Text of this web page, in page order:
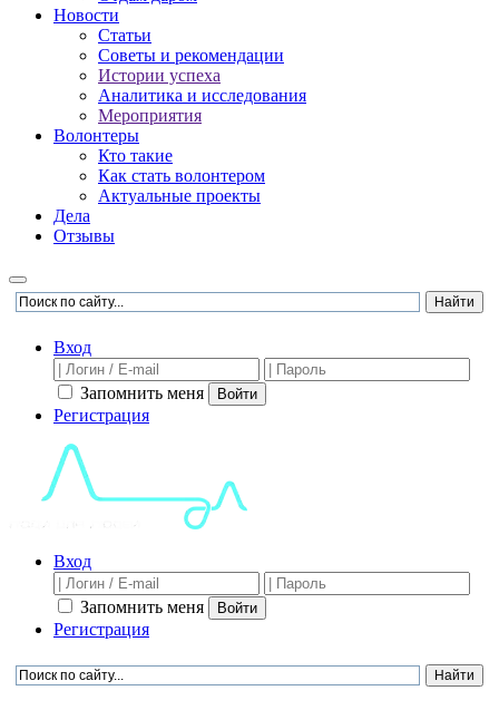
Новости
Статьи
Советы и рекомендации
Истории успеха
Аналитика и исследования
Мероприятия
Волонтеры
Кто такие
Как стать волонтером
Актуальные проекты
Дела
Отзывы
Вход
Запомнить меня Войти
Регистрация
Вход
Запомнить меня Войти
Регистрация